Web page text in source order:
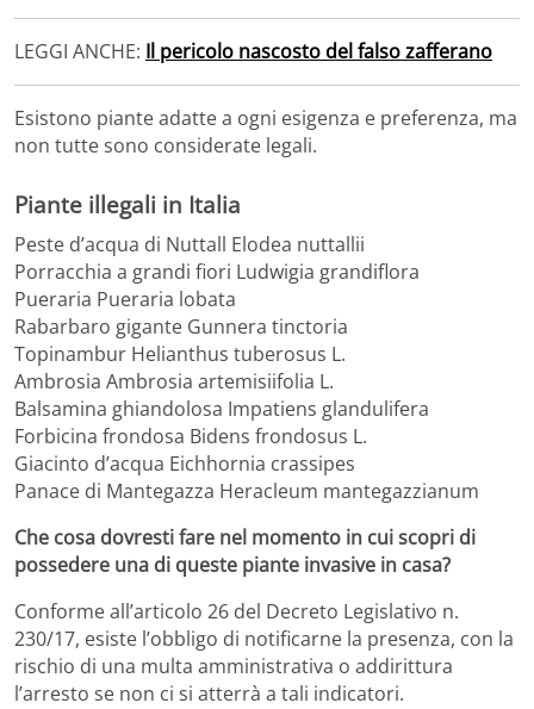
LEGGI ANCHE: Il pericolo nascosto del falso zafferano
Esistono piante adatte a ogni esigenza e preferenza, ma
non tutte sono considerate legali.
Piante illegali in Italia
Peste d’acqua di Nuttall Elodea nuttallii
Porracchia a grandi fiori Ludwigia grandiflora
Pueraria Pueraria lobata
Rabarbaro gigante Gunnera tinctoria
Topinambur Helianthus tuberosus L.
Ambrosia Ambrosia artemisiifolia L.
Balsamina ghiandolosa Impatiens glandulifera
Forbicina frondosa Bidens frondosus L.
Giacinto d’acqua Eichhornia crassipes
Panace di Mantegazza Heracleum mantegazzianum
Che cosa dovresti fare nel momento in cui scopri di
possedere una di queste piante invasive in casa?
Conforme all’articolo 26 del Decreto Legislativo n.
230/17, esiste l’obbligo di notificarne la presenza, con la
rischio di una multa amministrativa o addirittura
l’arresto se non ci si atterrà a tali indicatori.